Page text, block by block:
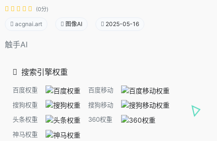
(0分)
acgnai.art 图像AI 2025-05-16
触手AI
搜索引擎权重
百度权重
百度移动
搜狗权重
搜狗移动
头条权重
360权重
神马权重